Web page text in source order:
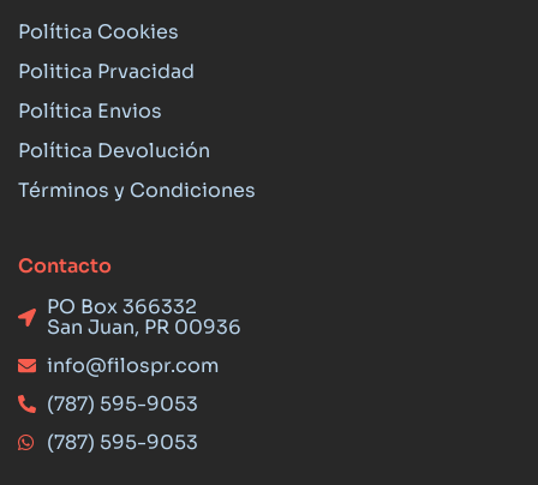
Política Cookies
Politica Prvacidad
Política Envios
Política Devolución
Términos y Condiciones
Contacto
PO Box 366332
San Juan, PR 00936
info@filospr.com
(787) 595-9053
(787) 595-9053